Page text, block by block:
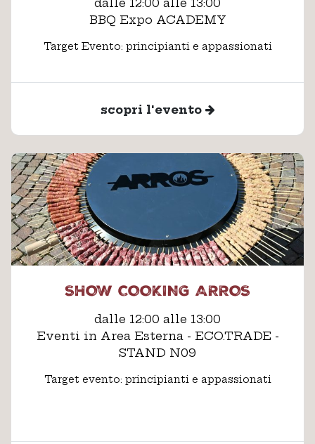
BBQ Expo ACADEMY
Target Evento: principianti e appassionati
scopri l'evento
SHOW COOKING ARROS
dalle 12:00 alle 13:00
Eventi in Area Esterna - ECO.TRADE -
STAND N09
Target evento: principianti e appassionati